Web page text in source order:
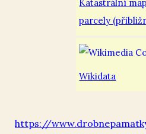
Katastrální
parcely
Wikidata
https://